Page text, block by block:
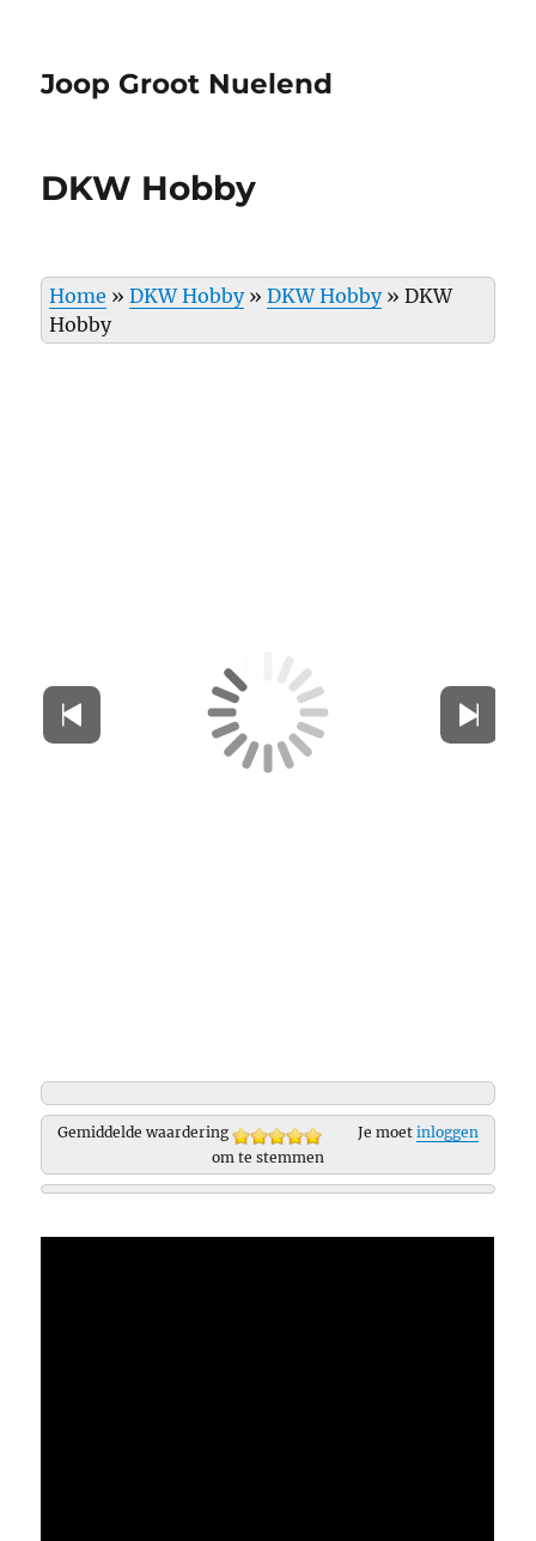
Joop Groot Nuelend
DKW Hobby
Home »DKW Hobby»DKW Hobby»DKW
Hobby
Gemiddelde waardering Je moet inloggen
om te stemmen